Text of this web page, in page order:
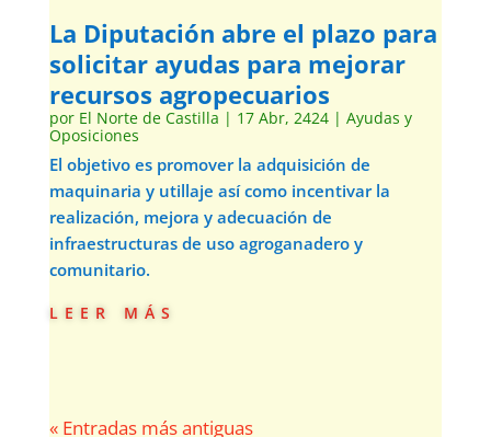
La Diputación abre el plazo para
solicitar ayudas para mejorar
recursos agropecuarios
por El Norte de Castilla | 17 Abr, 2424| Ayudas y
Oposiciones
El objetivo es promover la adquisición de
maquinaria y utillaje así como incentivar la
realización, mejora y adecuación de
infraestructuras de uso agroganadero y
comunitario.
leer más
« Entradas más antiguas